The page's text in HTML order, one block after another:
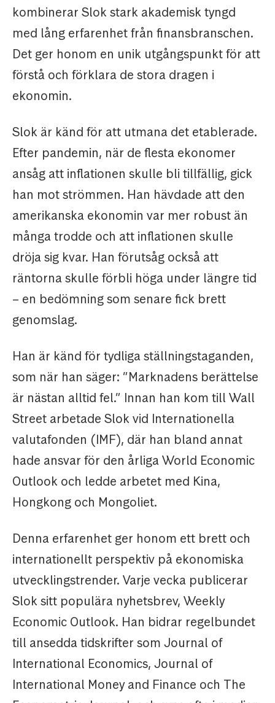
kombinerar Slok stark akademisk tyngd
med lång erfarenhet från finansbranschen.
Det ger honom en unik utgångspunkt för att
förstå och förklara de stora dragen i
ekonomin.
Slok är känd för att utmana det etablerade.
Efter pandemin, när de flesta ekonomer
ansåg att inflationen skulle bli tillfällig, gick
han mot strömmen. Han hävdade att den
amerikanska ekonomin var mer robust än
många trodde och att inflationen skulle
dröja sig kvar. Han förutsåg också att
räntorna skulle förbli höga under längre tid
– en bedömning som senare fick brett
genomslag.
Han är känd för tydliga ställningstaganden,
som när han säger: ”Marknadens berättelse
är nästan alltid fel.” Innan han kom till Wall
Street arbetade Slok vid Internationella
valutafonden (IMF), där han bland annat
hade ansvar för den årliga World Economic
Outlook och ledde arbetet med Kina,
Hongkong och Mongoliet.
Denna erfarenhet ger honom ett brett och
internationellt perspektiv på ekonomiska
utvecklingstrender. Varje vecka publicerar
Slok sitt populära nyhetsbrev, Weekly
Economic Outlook. Han bidrar regelbundet
till ansedda tidskrifter som Journal of
International Economics, Journal of
International Money and Finance och The